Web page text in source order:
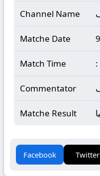
Channel Name
Matche Date
Match Time
Commentator
Matche Result
Facebook Twitter